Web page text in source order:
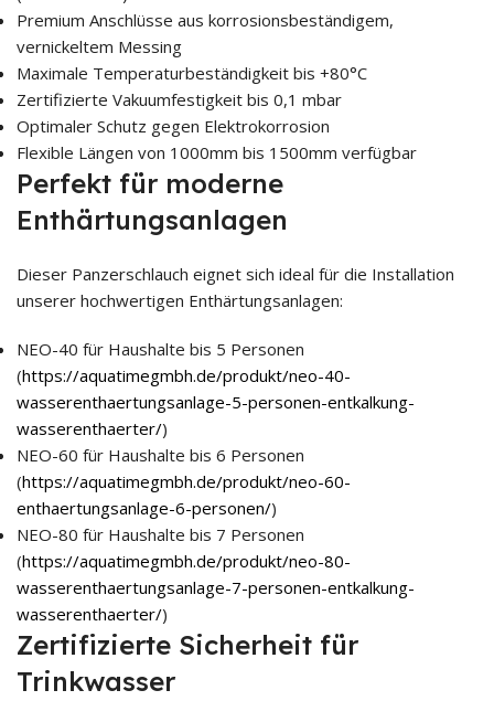
Premium Anschlüsse aus korrosionsbeständigem,
vernickeltem Messing
Maximale Temperaturbeständigkeit bis +80°C
Zertifizierte Vakuumfestigkeit bis 0,1 mbar
Optimaler Schutz gegen Elektrokorrosion
Flexible Längen von 1000mm bis 1500mm verfügbar
Perfekt für moderne
Enthärtungsanlagen
Dieser Panzerschlauch eignet sich ideal für die Installation
unserer hochwertigen Enthärtungsanlagen:
NEO-40 für Haushalte bis 5 Personen
(https://aquatimegmbh.de/produkt/neo-40-
wasserenthaertungsanlage-5-personen-entkalkung-
wasserenthaerter/)
NEO-60 für Haushalte bis 6 Personen
(https://aquatimegmbh.de/produkt/neo-60-
enthaertungsanlage-6-personen/)
NEO-80 für Haushalte bis 7 Personen
(https://aquatimegmbh.de/produkt/neo-80-
wasserenthaertungsanlage-7-personen-entkalkung-
wasserenthaerter/)
Zertifizierte Sicherheit für
Trinkwasser